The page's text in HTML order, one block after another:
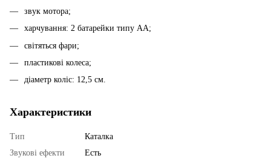
звук мотора;
харчування: 2 батарейки типу АА;
світяться фари;
пластикові колеса;
діаметр коліс: 12,5 см.
Характеристики
Тип
Каталка
Звукові ефекти
Есть